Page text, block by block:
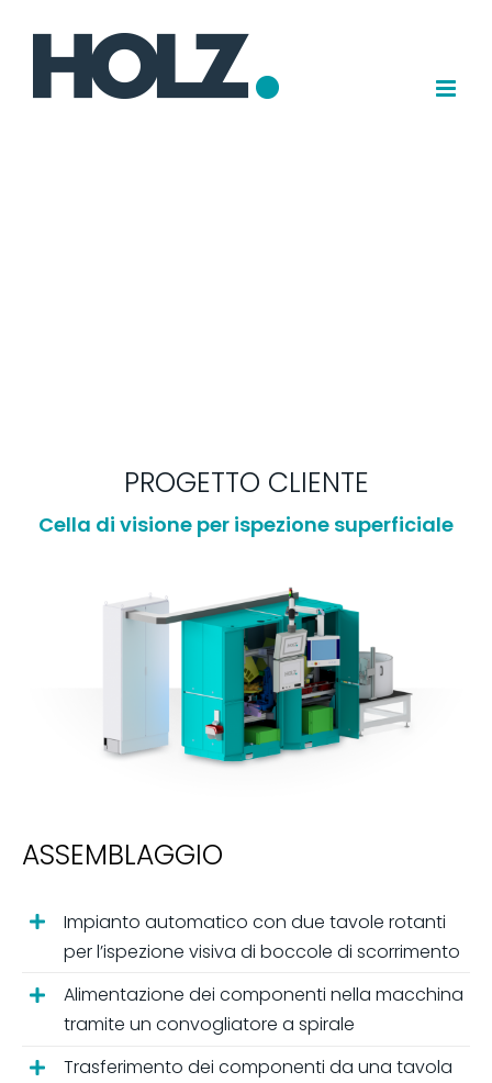
contenuto
PROGETTO CLIENTE
Cella di visione per ispezione superficiale
ASSEMBLAGGIO
Impianto automatico con due tavole rotanti
per l’ispezione visiva di boccole di scorrimento
Alimentazione dei componenti nella macchina
tramite un convogliatore a spirale
Trasferimento dei componenti da una tavola